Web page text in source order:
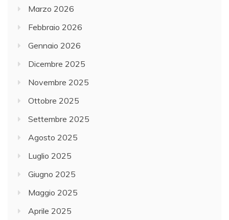
Marzo 2026
Febbraio 2026
Gennaio 2026
Dicembre 2025
Novembre 2025
Ottobre 2025
Settembre 2025
Agosto 2025
Luglio 2025
Giugno 2025
Maggio 2025
Aprile 2025